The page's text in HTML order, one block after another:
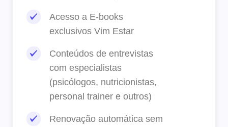
Acesso a E-books
exclusivos Vim Estar
Conteúdos de entrevistas
com especialistas
(psicólogos, nutricionistas,
personal trainer e outros)
Renovação automática sem